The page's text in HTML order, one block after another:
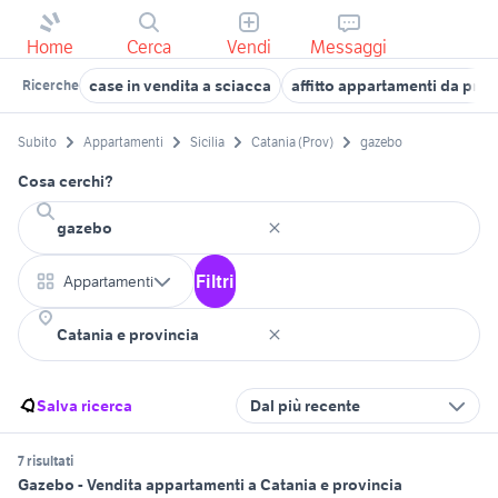
Home Cerca Vendi Messaggi
Ricerche case in vendita a sciacca affitto appartamenti da
Subito Appartamenti Sicilia Catania (Prov) gazebo
Cosa cerchi?
Appartamenti Filtri
Salva ricerca Dal più recente
7 risultati
Gazebo - Vendita appartamenti a Catania e provincia